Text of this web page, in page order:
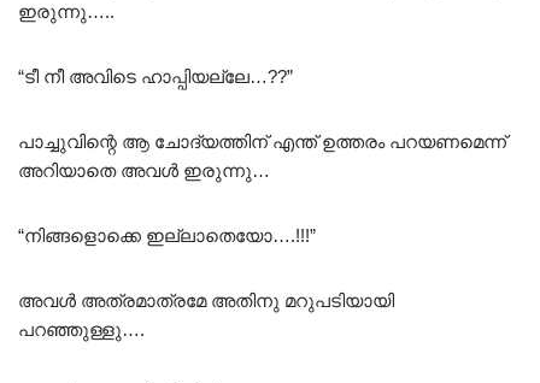
ഇരുന്നു…..
“ടീ നീ അവിടെ ഹാപ്പിയല്ലേ…??”
പാച്ചുവിന്റെ ആ ചോദ്യത്തിന് എന്ത് ഉത്തരം പറയണമെന്ന്
അറിയാതെ അവൾ ഇരുന്നു…
“നിങ്ങളൊക്കെ ഇല്ലാതെയോ….!!!”
അവൾ അത്രമാത്രമേ അതിനു മറുപടിയായി
പറഞ്ഞുള്ളു….